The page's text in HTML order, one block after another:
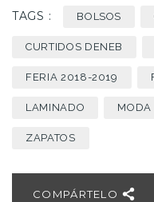
TAGS : BOLSOS
CURTIDOS DENEB
FERIA 2018-2019
LAMINADO MODA
ZAPATOS
COMPÁRTELO